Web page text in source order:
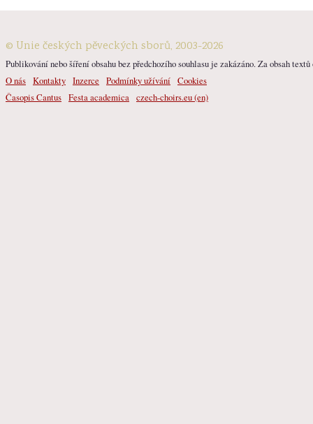
© Unie českých pěveckých sborů, 2003-2026
Publikování nebo šíření obsahu bez předchozího souhlasu je zakázáno. Za obsah
O nás Kontakty Inzerce Podmínky užívání Cookies
Časopis Cantus Festa academica czech-choirs.eu (en)